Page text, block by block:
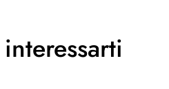
interessarti